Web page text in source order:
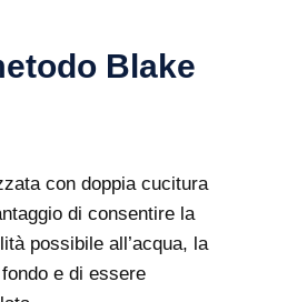
Blake
con doppia cucitura
di consentire la
possibile all’acqua, la
e di essere